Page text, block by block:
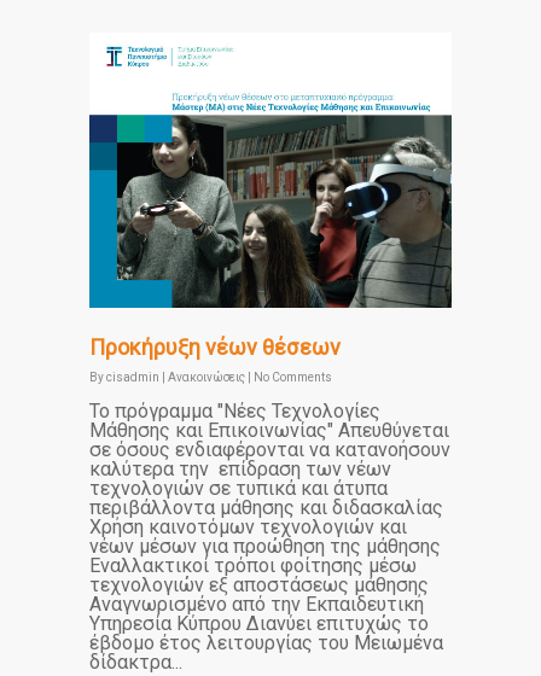
Προκήρυξη νέων θέσεων
Bycisadmin Ανακοινώσεις No Comments
Το πρόγραμμα "Νέες Τεχνολογίες
Μάθησης και Επικοινωνίας" Απευθύνεται
σε όσους ενδιαφέρονται να κατανοήσουν
καλύτερα την επίδραση των νέων
τεχνολογιών σε τυπικά και άτυπα
περιβάλλοντα μάθησης και διδασκαλίας
Χρήση καινοτόμων τεχνολογιών και
νέων μέσων για προώθηση της μάθησης
Εναλλακτικοί τρόποι φοίτησης μέσω
τεχνολογιών εξ αποστάσεως μάθησης
Αναγνωρισμένο από την Εκπαιδευτική
Υπηρεσία Κύπρου Διανύει επιτυχώς το
έβδομο έτος λειτουργίας του Μειωμένα
δίδακτρα...